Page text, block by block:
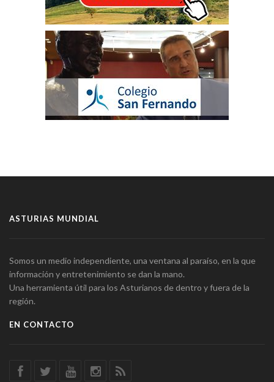
ASTURIAS MUNDIAL
Somos un medio independiente, una ventana al paraíso, en la que
información y entretenimiento se dan la mano.
Una herramienta útil para los Asturianos de dentro y fuera de la
región.
EN CONTACTO